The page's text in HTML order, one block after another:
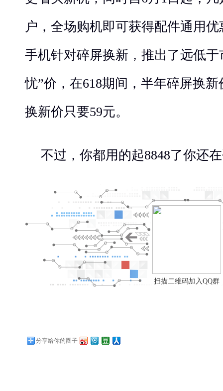
户，全场购机即可获得配件通用
手机针对碎屏换新，推出了远低
忧”价，在618期间，半年碎屏换
换新价只要59元。
不过，你都用的起8848了你还
扫描二维码加入QQ群
分享给你的圈子